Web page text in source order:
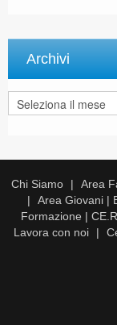
Archivi
Archivi
Chi Siamo Area
Area Giovani |
Formazione |
Lavora con noi